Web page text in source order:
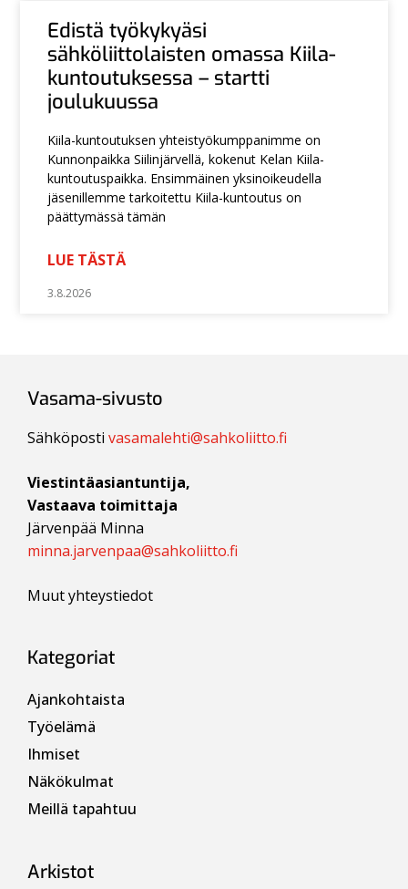
Edistä työkykyäsi
sähköliittolaisten omassa Kiila-
kuntoutuksessa – startti
joulukuussa
Kiila-kuntoutuksen yhteistyökumppanimme on
Kunnonpaikka Siilinjärvellä, kokenut Kelan Kiila-
kuntoutuspaikka. Ensimmäinen yksinoikeudella
jäsenillemme tarkoitettu Kiila-kuntoutus on
päättymässä tämän
LUE TÄSTÄ
3.8.2026
Vasama-sivusto
Sähköpostivasamalehti@sahkoliitto.fi
Viestintäasiantuntija,
Vastaava toimittaja
Järvenpää Minna
minna.jarvenpaa@sahkoliitto.fi
Muut yhteystiedot
Kategoriat
Ajankohtaista
Työelämä
Ihmiset
Näkökulmat
Meillä tapahtuu
Arkistot